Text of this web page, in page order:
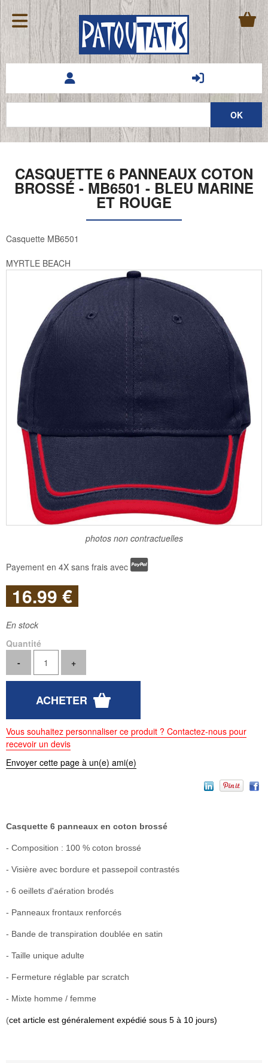
CASQUETTE 6 PANNEAUX COTON
BROSSÉ - MB6501 - BLEU MARINE
ET ROUGE
Casquette MB6501
MYRTLE BEACH
photos non contractuelles
Payement en 4X sans frais avec
16.99 €
En stock
Quantité
Vous souhaitez personnaliser ce produit ? Contactez-nous pour
recevoir un devis
Envoyer cette page à un(e) ami(e)
Casquette 6 panneaux en coton brossé
- Composition : 100 % coton brossé
- Visière avec bordure et passepoil contrastés
- 6 oeillets d'aération brodés
- Panneaux frontaux renforcés
- Bande de transpiration doublée en satin
- Taille unique adulte
- Fermeture réglable par scratch
- Mixte homme / femme
(cet article est généralement expédié sous 5 à 10 jours)